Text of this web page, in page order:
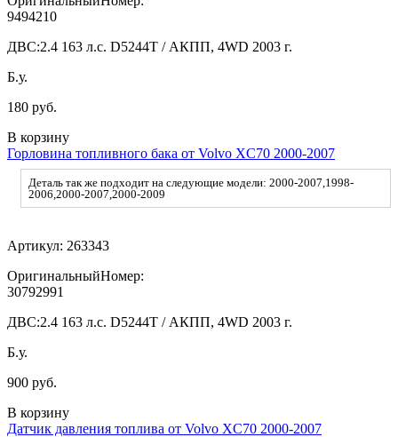
9494210
ДВС:2.4 163 л.с. D5244T / АКПП, 4WD 2003 г.
Б.у.
180 руб.
В корзину
Горловина топливного бака от Volvo XC70 2000-2007
Деталь так же подходит на следующие модели: 2000-2007,1998-
2006,2000-2007,2000-2009
Артикул: 263343
ОригинальныйНомер:
30792991
ДВС:2.4 163 л.с. D5244T / АКПП, 4WD 2003 г.
Б.у.
900 руб.
В корзину
Датчик давления топлива от Volvo XC70 2000-2007